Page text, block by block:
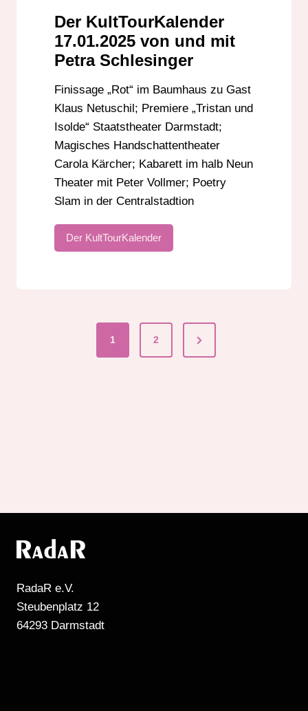
Der KultTourKalender
17.01.2025 von und mit
Petra Schlesinger
Finissage „Rot“ im Baumhaus zu Gast
Klaus Netuschil; Premiere „Tristan und
Isolde“ Staatstheater Darmstadt;
Magisches Handschattentheater
Carola Kärcher; Kabarett im halb Neun
Theater mit Peter Vollmer; Poetry
Slam in der Centralstadtion
Der KultTourKalender
1 2
Next
Page
RadaR e.V.
Steubenplatz 12
64293 Darmstadt